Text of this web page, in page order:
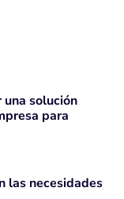
solución
para
las necesidades